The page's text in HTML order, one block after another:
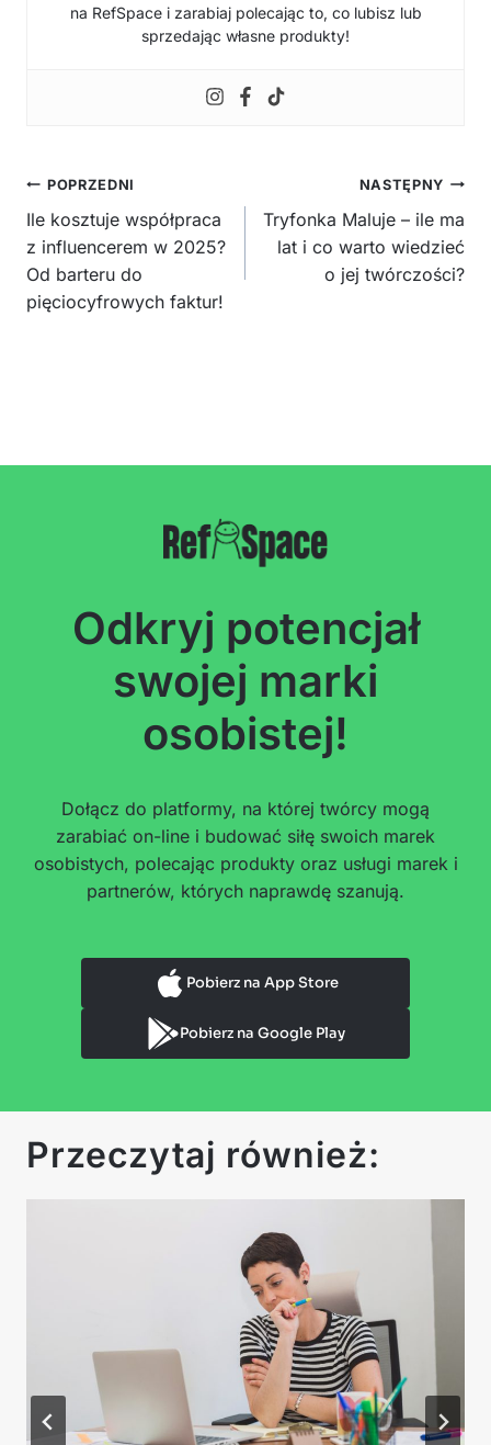
na RefSpace i zarabiaj polecając to, co lubisz lub
sprzedając własne produkty!
Nawigacja
wpisu
POPRZEDNI
Ile kosztuje współpraca
z influencerem w 2025?
Od barteru do
pięciocyfrowych faktur!
NASTĘPNY
Tryfonka Maluje – ile ma
lat i co warto wiedzieć
o jej twórczości?
Odkryj potencjał
swojej marki
osobistej!
Dołącz do platformy, na której twórcy mogą
zarabiać on-line i budować siłę swoich marek
osobistych, polecając produkty oraz usługi marek i
partnerów, których naprawdę szanują.
Pobierz na App Store
Pobierz na Google Play
Przeczytaj również: